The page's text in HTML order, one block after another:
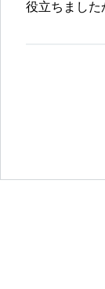
役立ちました